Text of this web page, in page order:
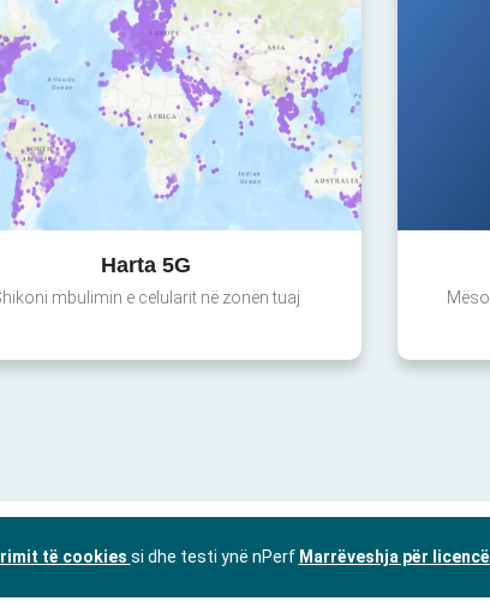
Harta 5G
mbulimin e celularit në zonën tuaj
të cookies si dhe testi ynë nPerf Marrëveshja për